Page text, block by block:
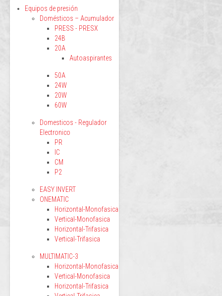
Equipos de presión
Domésticos – Acumulador
PRESS - PRESX
24B
20A
Autoaspirantes
50A
24W
20W
60W
Domesticos - Regulador
Electronico
PR
IC
CM
P2
EASY INVERT
ONEMATIC
Horizontal-Monofasica
Vertical-Monofasica
Horizontal-Trifasica
Vertical-Trifasica
MULTIMATIC-3
Horizontal-Monofasica
Vertical-Monofasica
Horizontal-Trifasica